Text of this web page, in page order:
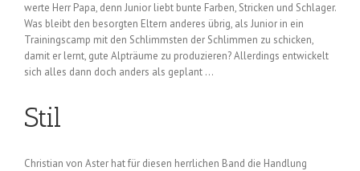
werte Herr Papa, denn Junior liebt bunte Farben, Stricken und Schlager.
Was bleibt den besorgten Eltern anderes übrig, als Junior in ein
Trainingscamp mit den Schlimmsten der Schlimmen zu schicken,
damit er lernt, gute Alpträume zu produzieren? Allerdings entwickelt
sich alles dann doch anders als geplant …
Stil
Christian von Aster hat für diesen herrlichen Band die Handlung